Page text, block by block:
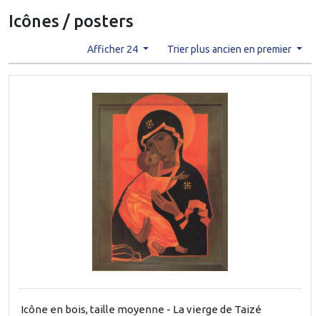
Icônes / posters
Afficher 24 Trier plus ancien en premier
Icône en bois, taille moyenne - La vierge de Taizé